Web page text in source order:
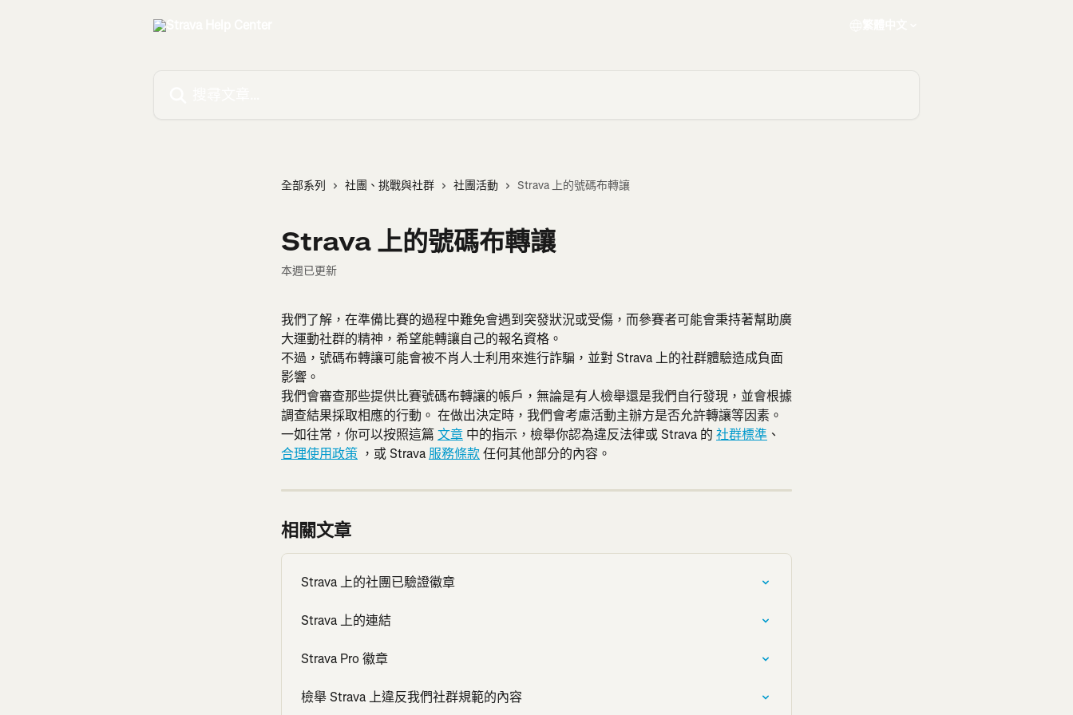
全部系列 社團、挑戰與社群 社團活動 Strava 上的號碼布轉讓
Strava 上的號碼布轉讓
本週已更新
我們了解，在準備比賽的過程中難免會遇到突發狀況或受傷，而參賽者可能會秉持著幫助廣
大運動社群的精神，希望能轉讓自己的報名資格。
不過，號碼布轉讓可能會被不肖人士利用來進行詐騙，並對 Strava 上的社群體驗造成負面
影響。
我們會審查那些提供比賽號碼布轉讓的帳戶，無論是有人檢舉還是我們自行發現，並會根據
調查結果採取相應的行動。 在做出決定時，我們會考慮活動主辦方是否允許轉讓等因素。
一如往常，你可以按照這篇 文章 中的指示，檢舉你認為違反法律或 Strava 的 社群標準 、
合理使用政策 ，或 Strava 服務條款 任何其他部分的內容。
相關文章
Strava 上的社團已驗證徽章
Strava 上的連結
Strava Pro 徽章
檢舉 Strava 上違反我們社群規範的內容